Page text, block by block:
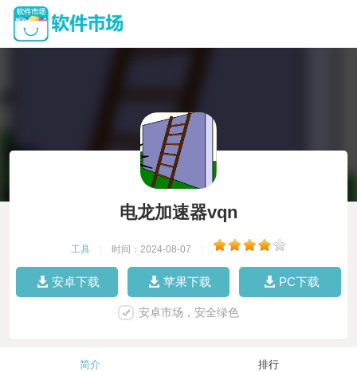
电龙加速器vqn
工具 时间：2024-08-07
安卓下载 苹果下载 PC下载
安卓市场，安全绿色
简介 排行